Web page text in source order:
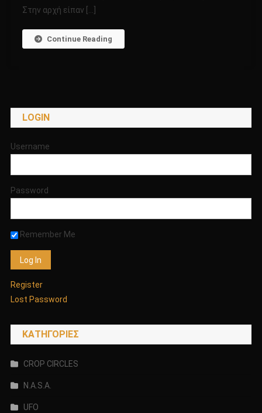
Στην αρχή είπαν […]
Continue Reading
LOGIN
Username
Password
Remember Me
Register
Lost Password
KΑΤΗΓΟΡΊΕΣ
CROP CIRCLES
N.A.S.A.
UFO